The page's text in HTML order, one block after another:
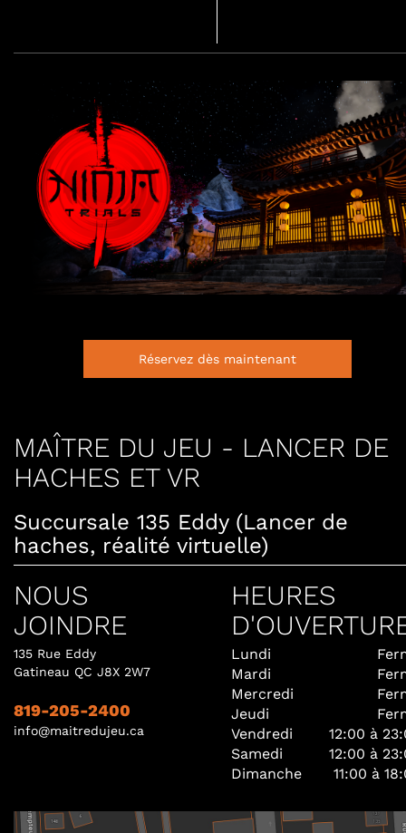
Réservez dès maintenant
MAÎTRE DU JEU - LANCER DE
HACHES ET VR
Succursale 135 Eddy (Lancer de
haches, réalité virtuelle)
NOUS
JOINDRE
135 Rue Eddy
Gatineau QC J8X 2W7
819-205-2400
info@maitredujeu.ca
HEURES
Lundi
Mardi
Mercredi
Jeudi
Vendredi
12:00 à
Samedi
12:00 à
Dimanche
11:00 à